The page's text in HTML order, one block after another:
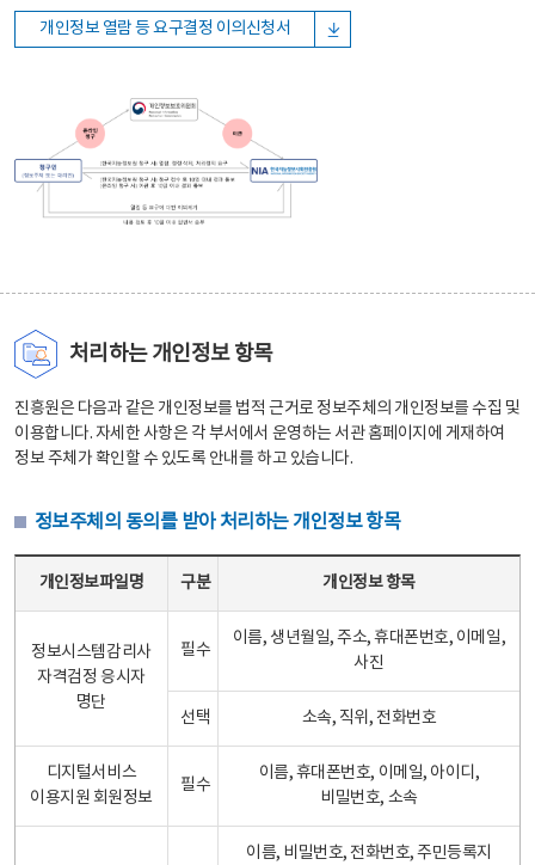
개인정보 열람 등 요구결정 이의신청서
처리하는 개인정보 항목
진흥원은 다음과 같은 개인정보를 법적 근거로 정보주체의 개인정보를 수집 및
이용합니다. 자세한 사항은 각 부서에서 운영하는 서관 홈페이지에 게재하여
정보 주체가 확인할 수 있도록 안내를 하고 있습니다.
정보주체의 동의를 받아 처리하는 개인정보 항목
개인정보파일명 구분 개인정보 항목
정보시스템감리사
자격검정 응시자
명단
필수
이름, 생년월일, 주소, 휴대폰번호, 이메일,
사진
선택 소속, 직위, 전화번호
디지털서비스
이용지원 회원정보
필수
이름, 휴대폰번호, 이메일, 아이디,
비밀번호, 소속
이름, 비밀번호, 전화번호, 주민등록지